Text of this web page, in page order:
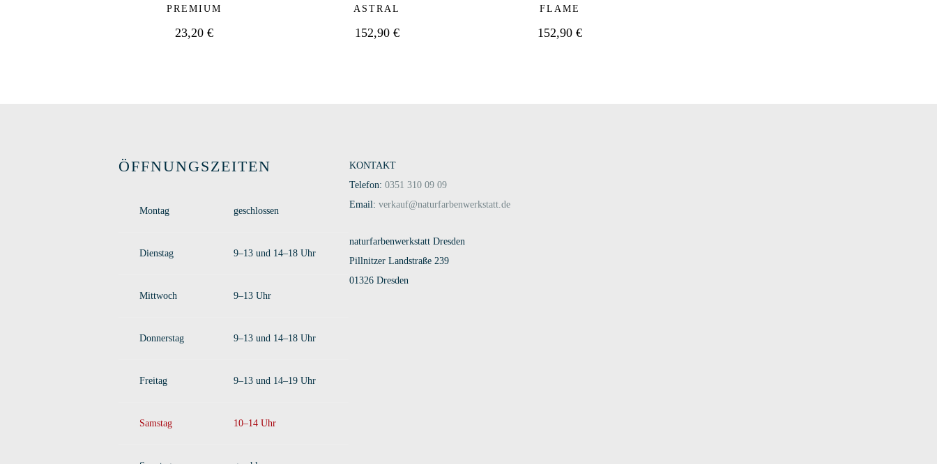
PREMIUM
23,20 €
ASTRAL
152,90 €
FLAME
152,90 €
ÖFFNUNGSZEITEN
Montag geschlossen
Dienstag 9–13 und 14–18 Uhr
Mittwoch 9–13 Uhr
Donnerstag 9–13 und 14–18 Uhr
Freitag 9–13 und 14–19 Uhr
Samstag 10–14 Uhr
KONTAKT
Telefon: 0351 310 09 09
Email: verkauf@naturfarbenwerkstatt.de
naturfarbenwerkstatt Dresden
Pillnitzer Landstraße 239
01326 Dresden